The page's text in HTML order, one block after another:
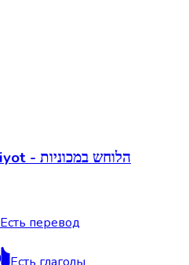
Halochesh Bam’choniyot - הלוחש במכוניות
Есть перевод